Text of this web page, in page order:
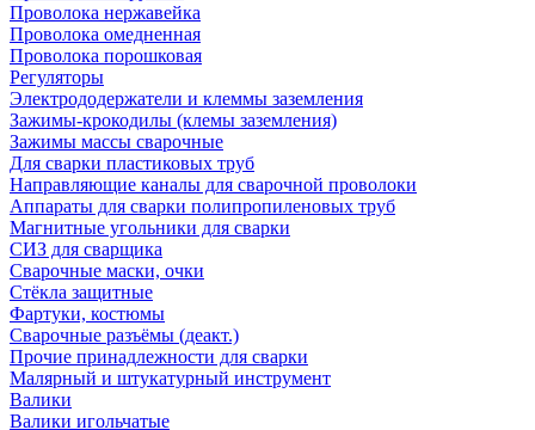
Проволока нержавейка
Проволока омедненная
Проволока порошковая
Регуляторы
Электрододержатели и клеммы заземления
Зажимы-крокодилы (клемы заземления)
Зажимы массы сварочные
Для сварки пластиковых труб
Направляющие каналы для сварочной проволоки
Аппараты для сварки полипропиленовых труб
Магнитные угольники для сварки
СИЗ для сварщика
Сварочные маски, очки
Стёкла защитные
Фартуки, костюмы
Сварочные разъёмы (деакт.)
Прочие принадлежности для сварки
Малярный и штукатурный инструмент
Валики
Валики игольчатые